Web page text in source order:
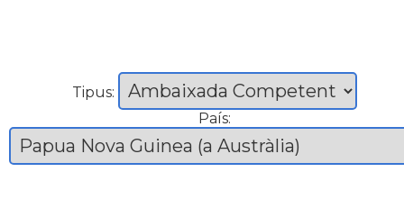
Tipus:
País: